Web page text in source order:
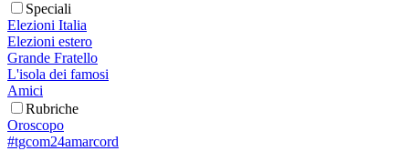
Speciali
Elezioni Italia
Elezioni estero
Grande Fratello
L'isola dei famosi
Amici
Rubriche
Oroscopo
#tgcom24amarcord